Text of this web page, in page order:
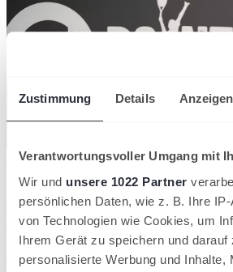
Zustimmung Details
Verantwortungsvoller Umgang mit
Wir und unsere 1022 Partner
persönlichen Daten, wie z. B. Ihre
von Technologien wie Cookies, um
Ihrem Gerät zu speichern und darauf
personalisierte Werbung und Inhalte,
Rangliste des Deutschen Tennis Bundes
diesem Wochenende (28. Februar bis 2.
Tenniscenter Wolbeck. Sie nehmen im 32er
hochkarätigen Spielern an den „1. Münster
SWAT“ teil – ein nationales Spitzenturnier,
A1 und A2 bundesweit mit einem